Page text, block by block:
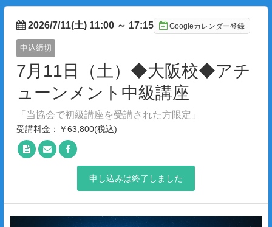
2026/7/11(土) 11:00 ～ 17:15 Googleカレンダー登録
申込締切
7月11日（土）◆大阪校◆アチ
ューンメント中級講座
「当協会で初級講座を受講された方限定」
受講料金：￥63,800(税込)
申し込みは終了しました